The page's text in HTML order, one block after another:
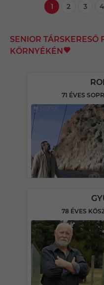
1 2 3 4
SENIOR TÁRSKERESŐ
KÖRNYÉKÉN
71 ÉVES
78 ÉVES